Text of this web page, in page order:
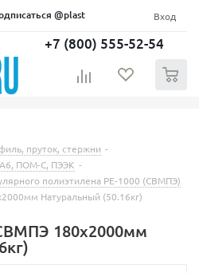
@plast Вход
+7 (800) 555-52-54
пруток, стержни -
ПОМ-С, ПЭЭК -
полиэтилена РЕ-1000 (СВМПЭ)
Натуральный (50.16кг)
180х2000мм